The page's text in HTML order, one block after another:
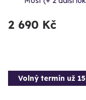
2 690 Kč
Volný termín už